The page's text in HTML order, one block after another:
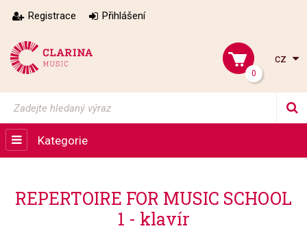
Registrace Přihlášení
0
cz
Kategorie
REPERTOIRE FOR MUSIC SCHOOL
1 - klavír